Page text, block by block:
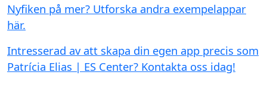
Nyfiken på mer? Utforska andra exempelappar
här.
Intresserad av att skapa din egen app precis som
Patrícia Elias | ES Center? Kontakta oss idag!